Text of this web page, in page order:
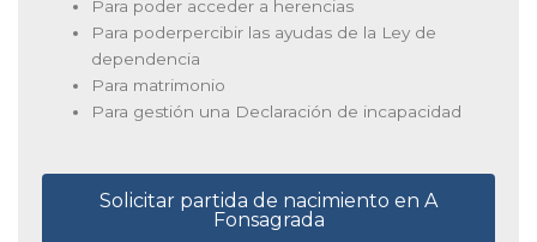
Para poder acceder a herencias
Para poderpercibir las ayudas de la Ley de
dependencia
Para matrimonio
Para gestión una Declaración de incapacidad
Solicitar partida de nacimiento en A
Fonsagrada